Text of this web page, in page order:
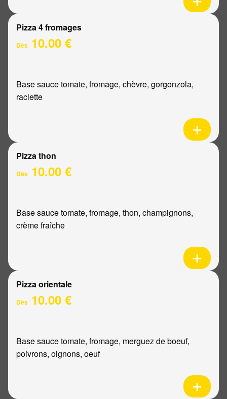
Pizza 4 fromages
Dès 10.00 €
Base sauce tomate, fromage, chèvre, gorgonzola,
raclette
Pizza thon
Dès 10.00 €
Base sauce tomate, fromage, thon, champignons,
crème fraîche
Pizza orientale
Dès 10.00 €
Base sauce tomate, fromage, merguez de boeuf,
poivrons, oignons, oeuf